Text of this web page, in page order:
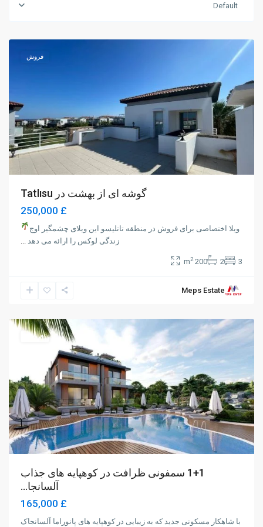
Default
فروش
گوشه ای از بهشت ​​در Tatlısu
£ 250,000
ویلا اختصاصی برای فروش در منطقه تاتلیسو این ویلای چشمگیر اوج
زندگی لوکس را ارائه می دهد ...
3
2
200 m
2
Meps EstateAlsancak,
فروش
1+1 سمفونی ظرافت در کوهپایه های جذاب
آلسانجا...
£ 165,000
با شاهکار مسکونی جدید که به زیبایی در کوهپایه های پانوراما آلسانجاک